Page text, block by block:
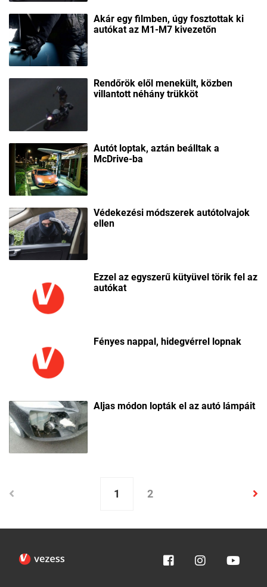
Akár egy filmben, úgy fosztottak ki
autókat az M1-M7 kivezetőn
Rendőrök elől menekült, közben
villantott néhány trükköt
Autót loptak, aztán beálltak a
McDrive-ba
Védekezési módszerek autótolvajok
ellen
Ezzel az egyszerű kütyüvel törik fel az
autókat
Fényes nappal, hidegvérrel lopnak
Aljas módon lopták el az autó lámpáit
1 2